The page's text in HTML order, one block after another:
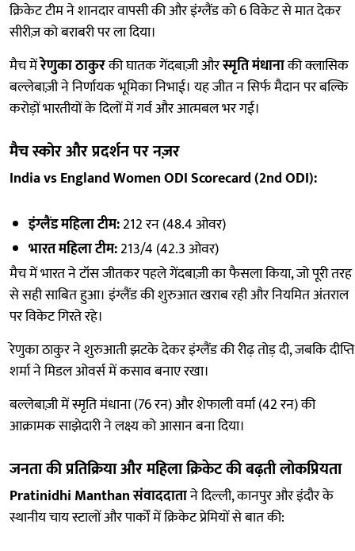
क्रिकेट टीम ने शानदार वापसी की और इंग्लैंड को 6 विकेट से मात देकर
सीरीज़ को बराबरी पर ला दिया।
मैच मेंरेणुका ठाकुरकी घातक गेंदबाज़ी औरस्मृति मंधानाकी क्लासिक
बल्लेबाज़ी ने निर्णायक भूमिका निभाई। यह जीत न सिर्फ मैदान पर बल्कि
करोड़ों भारतीयों के दिलों में गर्व और आत्मबल भर गई।
मैच स्कोर और प्रदर्शन पर नज़र
India vs England Women ODI Scorecard (2nd ODI):
इंग्लैंड महिला टीम:212 रन (48.4 ओवर)
भारत महिला टीम:213/4 (42.3 ओवर)
मैच में भारत ने टॉस जीतकर पहले गेंदबाज़ी का फैसला किया, जो पूरी तरह
से सही साबित हुआ। इंग्लैंड की शुरुआत खराब रही और नियमित अंतराल
पर विकेट गिरते रहे।
रेणुका ठाकुर ने शुरुआती झटके देकर इंग्लैंड की रीढ़ तोड़ दी, जबकि दीप्ति
शर्मा ने मिडल ओवर्स में कसाव बनाए रखा।
बल्लेबाज़ी में स्मृति मंधाना (76 रन) और शेफाली वर्मा (42 रन) की
आक्रामक साझेदारी ने लक्ष्य को आसान बना दिया।
जनता की प्रतिक्रिया और महिला क्रिकेट की बढ़ती लोकप्रियता
Pratinidhi Manthan संवाददाताने दिल्ली, कानपुर और इंदौर के
स्थानीय चाय स्टालों और पार्कों में क्रिकेट प्रेमियों से बात की: